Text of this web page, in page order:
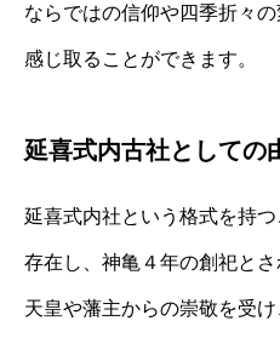
ならではの信仰や四季折々
感じ取ることができます。
延喜式内古社としての
延喜式内社という格式を持
存在し、神亀４年の創祀と
天皇や藩主からの崇敬を受